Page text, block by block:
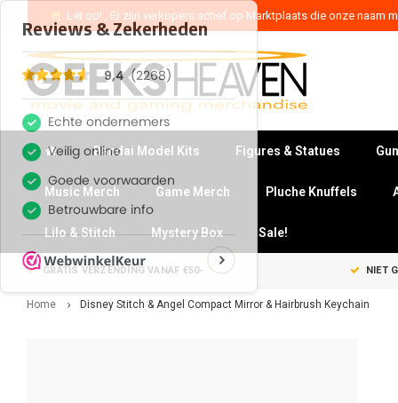
Let op! , Er zijn verkopers actief op Marktplaats die onze naam
Bandai Model Kits Figures & Statues
Music Merch Game Merch Pluche Knuffels
Lilo & Stitch Mystery Box Sale!
GRATIS VERZENDING VANAF €50- NIET
Home Disney Stitch & Angel Compact Mirror & Hairbrush Keychain